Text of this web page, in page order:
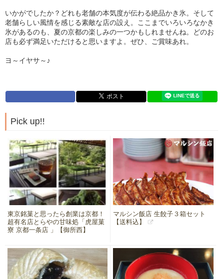
いかがでしたか？どれも老舗の本気度が伝わる絶品かき氷。そして
老舗らしい風情を感じる素敵な店の設え。ここまでいろいろなかき
氷があるのも、夏の京都の楽しみの一つかもしれませんね。どのお
店も必ず満足いただけると思いますよ。ぜひ、ご賞味あれ。
ヨ～イヤサ～♪
Pick up!!
東京銘菓と思ったら創業は京都！
超有名店とらやの甘味処「虎屋菓
寮 京都一条店 」【御所西】
マルシン飯店 生餃子３箱セット
【送料込】